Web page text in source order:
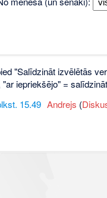
"Salīdzināt izvēlētās
iepriekšējo" =
15.49‎ Andrejs (